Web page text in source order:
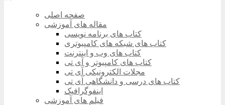
صفحه اصلی
مقاله های آموزشی
کتاب های برنامه نویسی
کتاب های شبکه های کامپیوتری
کتاب های وب و اینترنت
کتاب های کامپیوتر و آی تی
مجلات الکترونیکی آی تی
کتاب های درسی و دانشگاهی آی تی
اینفوگرافیک
فیلم های آموزشی